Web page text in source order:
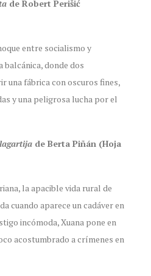
de Robert Perišić
entre socialismo y
donde dos
una fábrica con oscuros fines,
y una peligrosa lucha por el
de Berta Piñán (Hoja
la apacible vida rural de
cuando aparece un cadáver en
incómoda, Xuana pone en
acostumbrado a crímenes en